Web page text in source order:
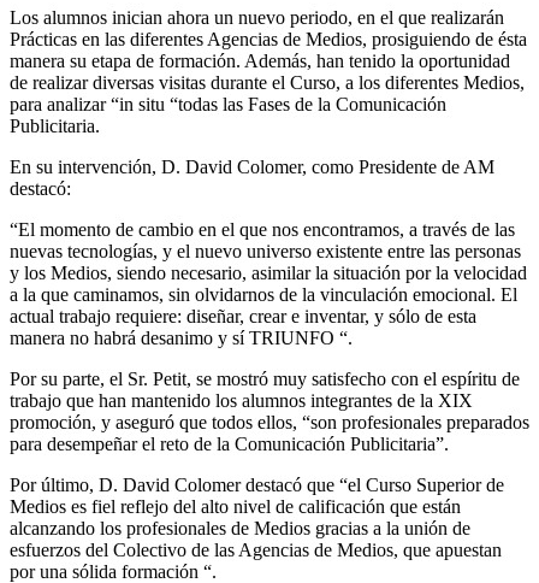
Los alumnos inician ahora un nuevo periodo, en el que realizarán
Prácticas en las diferentes Agencias de Medios, prosiguiendo de ésta
manera su etapa de formación. Además, han tenido la oportunidad
de realizar diversas visitas durante el Curso, a los diferentes Medios,
para analizar “in situ “todas las Fases de la Comunicación
Publicitaria.
En su intervención, D. David Colomer, como Presidente de AM
destacó:
“El momento de cambio en el que nos encontramos, a través de las
nuevas tecnologías, y el nuevo universo existente entre las personas
y los Medios, siendo necesario, asimilar la situación por la velocidad
a la que caminamos, sin olvidarnos de la vinculación emocional. El
actual trabajo requiere: diseñar, crear e inventar, y sólo de esta
manera no habrá desanimo y sí TRIUNFO “.
Por su parte, el Sr. Petit, se mostró muy satisfecho con el espíritu de
trabajo que han mantenido los alumnos integrantes de la XIX
promoción, y aseguró que todos ellos, “son profesionales preparados
para desempeñar el reto de la Comunicación Publicitaria”.
Por último, D. David Colomer destacó que “el Curso Superior de
Medios es fiel reflejo del alto nivel de calificación que están
alcanzando los profesionales de Medios gracias a la unión de
esfuerzos del Colectivo de las Agencias de Medios, que apuestan
por una sólida formación “.